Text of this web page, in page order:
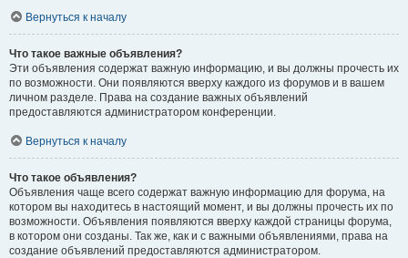
Вернуться к началу
Что такое важные объявления?
Эти объявления содержат важную информацию, и вы должны прочесть их
по возможности. Они появляются вверху каждого из форумов и в вашем
личном разделе. Права на создание важных объявлений
предоставляются администратором конференции.
Вернуться к началу
Что такое объявления?
Объявления чаще всего содержат важную информацию для форума, на
котором вы находитесь в настоящий момент, и вы должны прочесть их по
возможности. Объявления появляются вверху каждой страницы форума,
в котором они созданы. Так же, как и с важными объявлениями, права на
создание объявлений предоставляются администратором.